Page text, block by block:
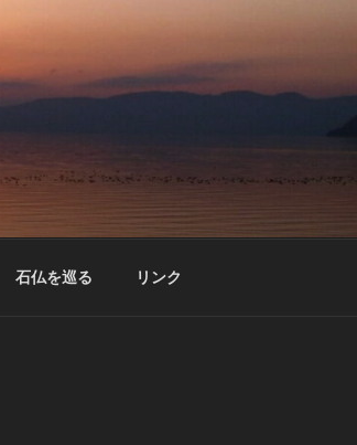
石仏を巡る リンク